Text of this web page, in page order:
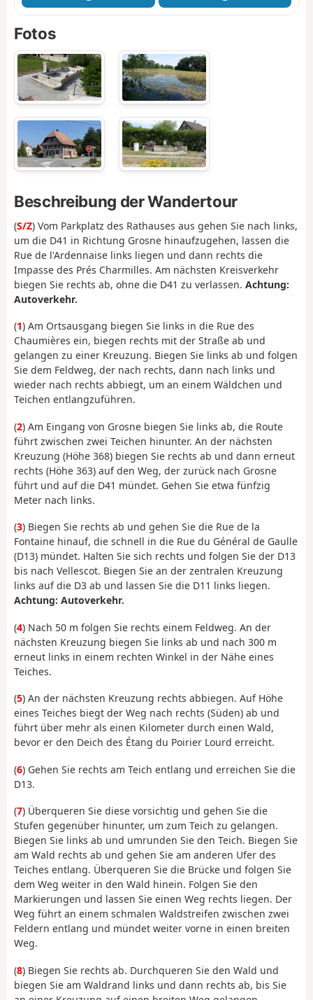
Fotos
Beschreibung der Wandertour
(S/Z) Vom Parkplatz des Rathauses aus gehen Sie nach links,
um die D41 in Richtung Grosne hinaufzugehen, lassen die
Rue de l'Ardennaise links liegen und dann rechts die
Impasse des Prés Charmilles. Am nächsten Kreisverkehr
biegen Sie rechts ab, ohne die D41 zu verlassen. Achtung:
Autoverkehr.
(1) Am Ortsausgang biegen Sie links in die Rue des
Chaumières ein, biegen rechts mit der Straße ab und
gelangen zu einer Kreuzung. Biegen Sie links ab und folgen
Sie dem Feldweg, der nach rechts, dann nach links und
wieder nach rechts abbiegt, um an einem Wäldchen und
Teichen entlangzuführen.
(2) Am Eingang von Grosne biegen Sie links ab, die Route
führt zwischen zwei Teichen hinunter. An der nächsten
Kreuzung (Höhe 368) biegen Sie rechts ab und dann erneut
rechts (Höhe 363) auf den Weg, der zurück nach Grosne
führt und auf die D41 mündet. Gehen Sie etwa fünfzig
Meter nach links.
(3) Biegen Sie rechts ab und gehen Sie die Rue de la
Fontaine hinauf, die schnell in die Rue du Général de Gaulle
(D13) mündet. Halten Sie sich rechts und folgen Sie der D13
bis nach Vellescot. Biegen Sie an der zentralen Kreuzung
links auf die D3 ab und lassen Sie die D11 links liegen.
Achtung: Autoverkehr.
(4) Nach 50 m folgen Sie rechts einem Feldweg. An der
nächsten Kreuzung biegen Sie links ab und nach 300 m
erneut links in einem rechten Winkel in der Nähe eines
Teiches.
(5) An der nächsten Kreuzung rechts abbiegen. Auf Höhe
eines Teiches biegt der Weg nach rechts (Süden) ab und
führt über mehr als einen Kilometer durch einen Wald,
bevor er den Deich des Étang du Poirier Lourd erreicht.
(6) Gehen Sie rechts am Teich entlang und erreichen Sie die
D13.
(7) Überqueren Sie diese vorsichtig und gehen Sie die
Stufen gegenüber hinunter, um zum Teich zu gelangen.
Biegen Sie links ab und umrunden Sie den Teich. Biegen Sie
am Wald rechts ab und gehen Sie am anderen Ufer des
Teiches entlang. Überqueren Sie die Brücke und folgen Sie
dem Weg weiter in den Wald hinein. Folgen Sie den
Markierungen und lassen Sie einen Weg rechts liegen. Der
Weg führt an einem schmalen Waldstreifen zwischen zwei
Feldern entlang und mündet weiter vorne in einen breiten
Weg.
(8) Biegen Sie rechts ab. Durchqueren Sie den Wald und
biegen Sie am Waldrand links und dann rechts ab, bis Sie